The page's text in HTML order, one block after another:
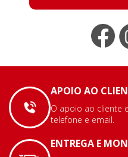
APOIO AO
O apoio ao cliente
telefone e email.
ENTREGA E